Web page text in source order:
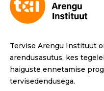
Tervise Arengu Instituut
arendusasutus, kes
haiguste ennetamise
tervisedendusega.